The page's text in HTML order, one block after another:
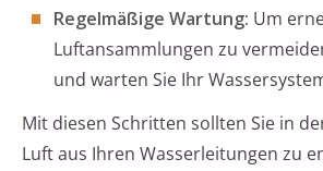
Regelmäßige Wartung: Um
Luftansammlungen zu
und warten Sie Ihr
Mit diesen Schritten sollten Sie in
Luft aus Ihren Wasserleitungen zu